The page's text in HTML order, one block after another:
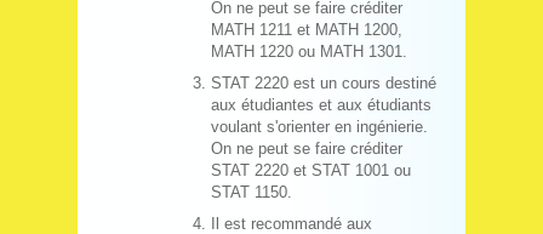
On ne peut se faire créditer
MATH 1211 et MATH 1200,
MATH 1220 ou MATH 1301.
STAT 2220 est un cours destiné
aux étudiantes et aux étudiants
voulant s'orienter en ingénierie.
On ne peut se faire créditer
STAT 2220 et STAT 1001 ou
STAT 1150.
Il est recommandé aux